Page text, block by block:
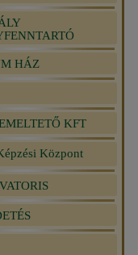
HÁZ
KFT
Központ